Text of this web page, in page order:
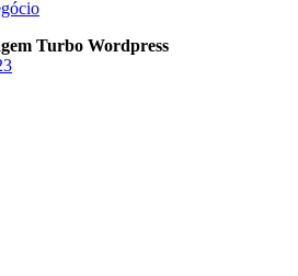
Turbo Wordpress